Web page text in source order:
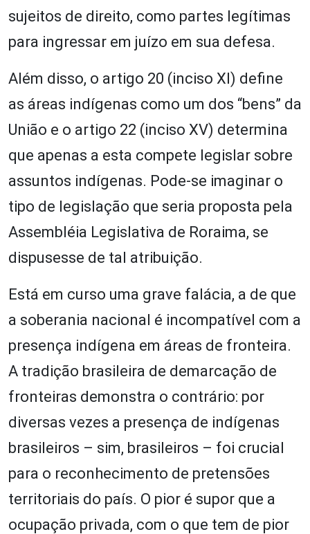
sujeitos de direito, como partes legítimas
para ingressar em juízo em sua defesa.
Além disso, o artigo 20 (inciso XI) define
as áreas indígenas como um dos “bens” da
União e o artigo 22 (inciso XV) determina
que apenas a esta compete legislar sobre
assuntos indígenas. Pode-se imaginar o
tipo de legislação que seria proposta pela
Assembléia Legislativa de Roraima, se
dispusesse de tal atribuição.
Está em curso uma grave falácia, a de que
a soberania nacional é incompatível com a
presença indígena em áreas de fronteira.
A tradição brasileira de demarcação de
fronteiras demonstra o contrário: por
diversas vezes a presença de indígenas
brasileiros – sim, brasileiros – foi crucial
para o reconhecimento de pretensões
territoriais do país. O pior é supor que a
ocupação privada, com o que tem de pior